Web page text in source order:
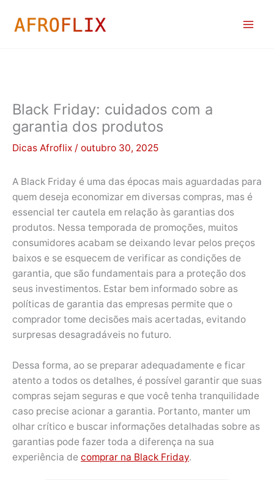
para
Black Friday: cuidados com a
garantia dos produtos
Dicas Afroflix / outubro 30, 2025
A Black Friday é uma das épocas mais aguardadas para
quem deseja economizar em diversas compras, mas é
essencial ter cautela em relação às garantias dos
produtos. Nessa temporada de promoções, muitos
consumidores acabam se deixando levar pelos preços
baixos e se esquecem de verificar as condições de
garantia, que são fundamentais para a proteção dos
seus investimentos. Estar bem informado sobre as
políticas de garantia das empresas permite que o
comprador tome decisões mais acertadas, evitando
surpresas desagradáveis no futuro.
Dessa forma, ao se preparar adequadamente e ficar
atento a todos os detalhes, é possível garantir que suas
compras sejam seguras e que você tenha tranquilidade
caso precise acionar a garantia. Portanto, manter um
olhar crítico e buscar informações detalhadas sobre as
garantias pode fazer toda a diferença na sua
experiência de comprar na Black Friday.